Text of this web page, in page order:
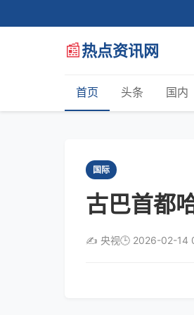
📰热点资讯网
首页 头条 国内
国际
古巴首都
✍️ 央视🕒 2026-02-14